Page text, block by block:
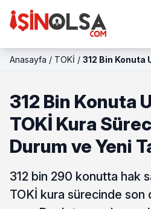
Anasayfa / TOKİ / 312 Bin Konuta
312 Bin Konuta
TOKİ Kura
Durum ve Yeni
312 bin 290 konutta hak
TOKİ kura sürecinde son